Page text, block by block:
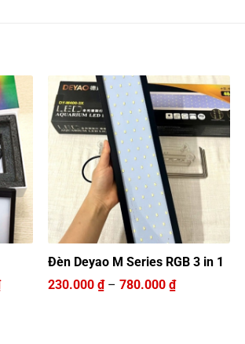
Khoảng
giá:
Đèn Deyao M Series RGB 3 in 1
230.000₫ – 780.000₫Khoảng
giá: